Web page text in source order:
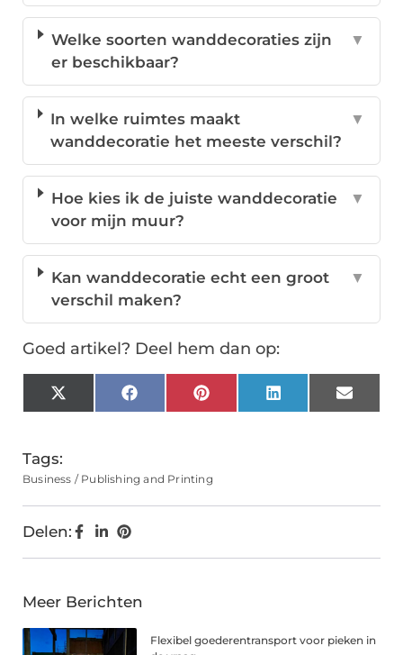
Welke soorten wanddecoraties zijn
er beschikbaar?
▼
In welke ruimtes maakt
wanddecoratie het meeste verschil?
▼
Hoe kies ik de juiste wanddecoratie
voor mijn muur?
▼
Kan wanddecoratie echt een groot
verschil maken?
▼
Goed artikel? Deel hem dan op:
X
(Twitter)
FacebookPinterestLinkedInEmail
Tags:
Business / Publishing and Printing
Delen:
Meer Berichten
Flexibel goederentransport voor pieken in